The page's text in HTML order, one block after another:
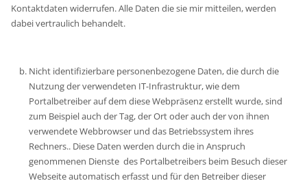
Kontaktdaten widerrufen. Alle Daten die sie mir mitteilen, werden
dabei vertraulich behandelt.
Nicht identifizierbare personenbezogene Daten, die durch die
Nutzung der verwendeten IT-Infrastruktur, wie dem
Portalbetreiber auf dem diese Webpräsenz erstellt wurde, sind
zum Beispiel auch der Tag, der Ort oder auch der von ihnen
verwendete Webbrowser und das Betriebssystem ihres
Rechners.. Diese Daten werden durch die in Anspruch
genommenen Dienste des Portalbetreibers beim Besuch dieser
Webseite automatisch erfasst und für den Betreiber dieser